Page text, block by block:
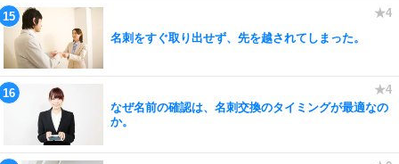
名刺をすぐ取り出せず、先を越されてしまった。
なぜ名前の確認は、名刺交換のタイミングが最適なの
か。